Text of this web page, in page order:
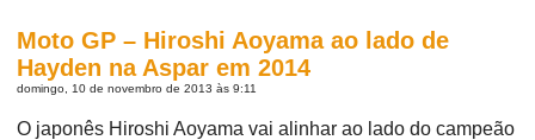
Moto GP – Hiroshi Aoyama ao lado de
Hayden na Aspar em 2014
domingo, 10 de novembro de 2013 às 9:11
O japonês Hiroshi Aoyama vai alinhar ao lado do campeão